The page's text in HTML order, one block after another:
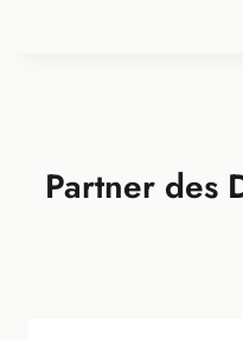
Partner des